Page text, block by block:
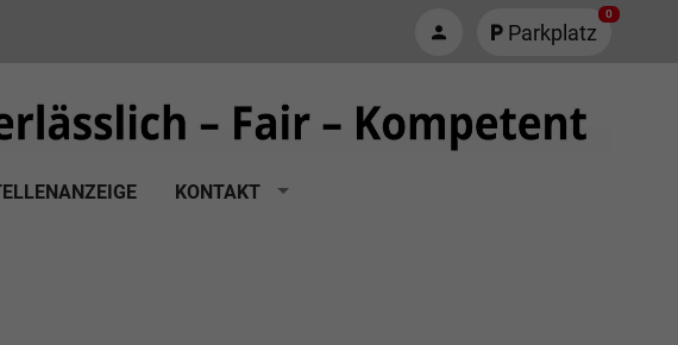
Parkplatz
0
KONTAKT